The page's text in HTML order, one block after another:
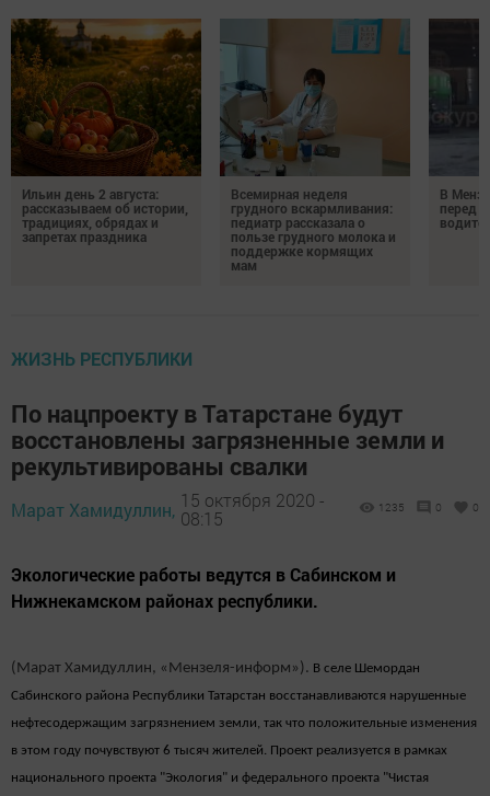
Ильин день 2 августа:
рассказываем об истории,
традициях, обрядах и
запретах праздника
Всемирная неделя
грудного вскармливания:
педиатр рассказала о
пользе грудного молока и
поддержке кормящих
мам
В
перед
ЖИЗНЬ РЕСПУБЛИКИ
По нацпроекту в Татарстане будут
восстановлены загрязненные земли и
рекультивированы свалки
Марат Хамидуллин, 15 октября 2020 -
08:15
1235 0 0
Экологические работы ведутся в Сабинском и
Нижнекамском районах республики.
(Марат Хамидуллин, «Мензеля-информ»). В селе Шемордан
Сабинского района Республики Татарстан восстанавливаются нарушенные
нефтесодержащим загрязнением земли, так что положительные изменения
в этом году почувствуют 6 тысяч жителей. Проект реализуется в рамках
национального проекта "Экология" и федерального проекта "Чистая